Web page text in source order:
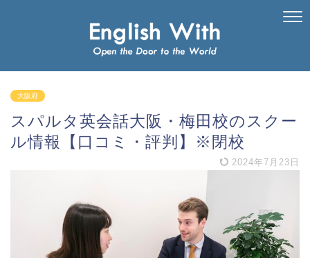
大阪府
スパルタ英会話大阪・梅田校のスクー
ル情報【口コミ・評判】※閉校
2024年7月23日